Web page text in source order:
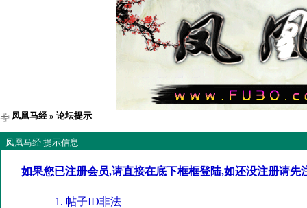
凤凰马经» 论坛提示
凤凰马经 提示信息
如果您已注册会员,请直接在底下框框登陆,如还没注册请先
帖子ID非法